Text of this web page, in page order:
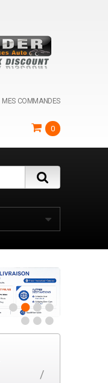
MES COMMANDES
0